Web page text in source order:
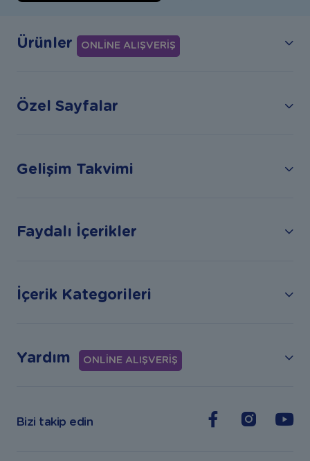
Ürünler ONLİNE ALIŞVERİŞ
Özel Sayfalar
Gelişim Takvimi
Faydalı İçerikler
İçerik Kategorileri
Yardım ONLİNE ALIŞVERİŞ
Bizi takip edin